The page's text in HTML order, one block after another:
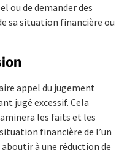
ou de demander des
sa situation financière ou
appel du jugement
jugé excessif. Cela
les faits et les
financière de l’un
à une réduction de